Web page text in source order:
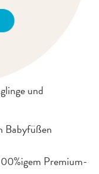
und
Babyfüßen
Premium-